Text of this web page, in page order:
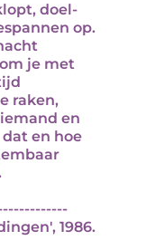
doel-
op.
je met
raken,
en
en hoe
1986.